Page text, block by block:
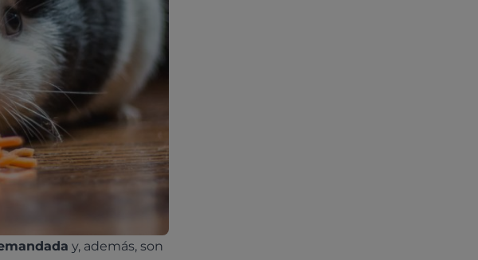
y, además, son